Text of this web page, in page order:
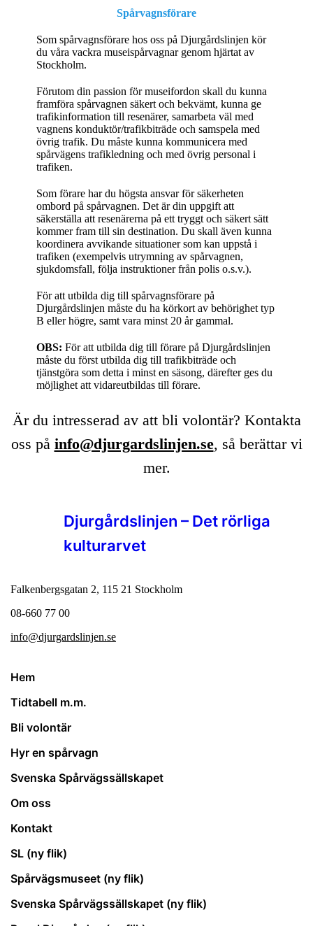
Spårvagnsförare
Som spårvagnsförare hos oss på Djurgårdslinjen kör
du våra vackra museispårvagnar genom hjärtat av
Stockholm.
Förutom din passion för museifordon skall du kunna
framföra spårvagnen säkert och bekvämt, kunna ge
trafikinformation till resenärer, samarbeta väl med
vagnens konduktör/trafikbiträde och samspela med
övrig trafik. Du måste kunna kommunicera med
spårvägens trafikledning och med övrig personal i
trafiken.
Som förare har du högsta ansvar för säkerheten
ombord på spårvagnen. Det är din uppgift att
säkerställa att resenärerna på ett tryggt och säkert sätt
kommer fram till sin destination. Du skall även kunna
koordinera avvikande situationer som kan uppstå i
trafiken (exempelvis utrymning av spårvagnen,
sjukdomsfall, följa instruktioner från polis o.s.v.).
För att utbilda dig till spårvagnsförare på
Djurgårdslinjen måste du ha körkort av behörighet typ
B eller högre, samt vara minst 20 år gammal.
OBS: För att utbilda dig till förare på Djurgårdslinjen
måste du först utbilda dig till trafikbiträde och
tjänstgöra som detta i minst en säsong, därefter ges du
möjlighet att vidareutbildas till förare.
Är du intresserad av att bli volontär? Kontakta
oss på info@djurgardslinjen.se, så berättar vi
mer.
Djurgårdslinjen – Det rörliga
kulturarvet
Falkenbergsgatan 2, 115 21 Stockholm
08-660 77 00
info@djurgardslinjen.se
Hem
Tidtabell m.m.
Bli volontär
Hyr en spårvagn
Svenska Spårvägssällskapet
Om oss
Kontakt
SL (ny flik)
Spårvägsmuseet (ny flik)
Svenska Spårvägssällskapet (ny flik)